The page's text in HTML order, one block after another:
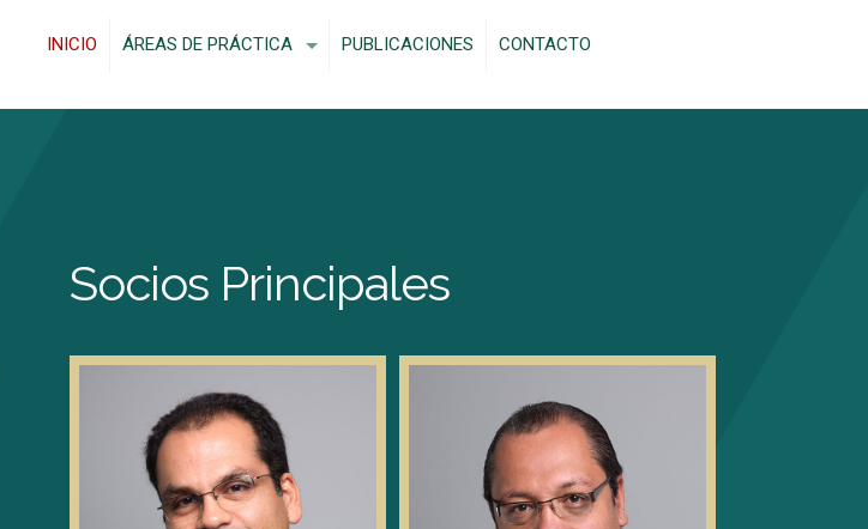
INICIO ÁREAS DE PRÁCTICA PUBLICACIONES CONTACTO
Socios Principales